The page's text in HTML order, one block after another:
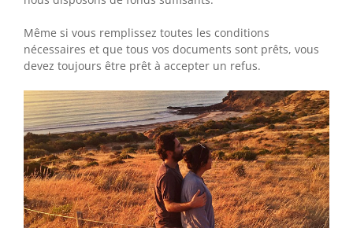
Même si vous remplissez toutes les conditions
nécessaires et que tous vos documents sont prêts, vous
devez toujours être prêt à accepter un refus.